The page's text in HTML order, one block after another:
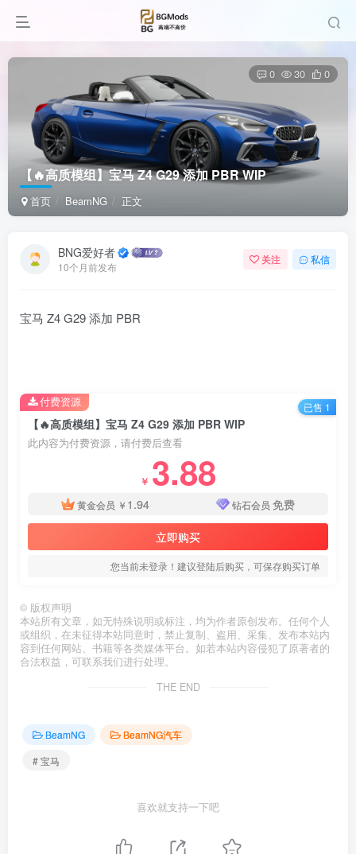
【🔥高质模组】宝马 Z4 G29 添加 PBR WIP
首页 BeamNG 正文
0 30 0
BNG爱好者
10个月前发布
关注 私信
宝马 Z4 G29 添加 PBR
【🔥高质模组】宝马 Z4 G29 添加 PBR WIP
此内容为付费资源，请付费后查看
￥ 3.88
黄金会员 ￥ 1.94 钻石会员 免费
立即购买
您当前未登录！建议登陆后购买，可保存购买订单
付费资源 已售 1
© 版权声明
本站所有文章，如无特殊说明或标注，均为作者原创发布。任何个人
或组织，在未征得本站同意时，禁止复制、盗用、采集、发布本站内
容到任何网站、书籍等各类媒体平台。如若本站内容侵犯了原著者的
合法权益，可联系我们进行处理。
THE END
BeamNG
BeamNG汽车
# 宝马
喜欢就支持一下吧